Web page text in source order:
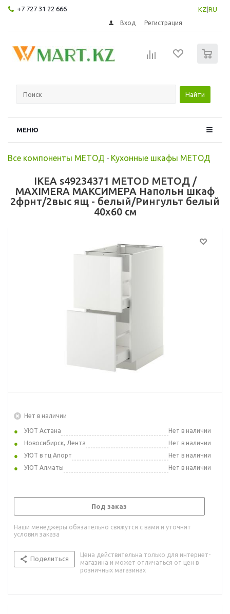
+7 727 31 22 666 KZ RU
Вход Регистрация
Найти
МЕНЮ
Все компоненты МЕТОД - Кухонные шкафы МЕТОД
IKEA s49234371 METOD МЕТОД /
MAXIMERA МАКСИМЕРА Напольн шкаф
2фрнт/2выс ящ - белый/Рингульт белый
40x60 см
Нет в наличии
УЮТ Астана
Нет в наличии
Новосибирск, Лента
Нет в наличии
УЮТ в тц Апорт
Нет в наличии
УЮТ Алматы
Нет в наличии
Под заказ
Наши менеджеры обязательно свяжутся с вами и уточнят
условия заказа
Поделиться
Цена действительна только для интернет-
магазина и может отличаться от цен в
розничных магазинах